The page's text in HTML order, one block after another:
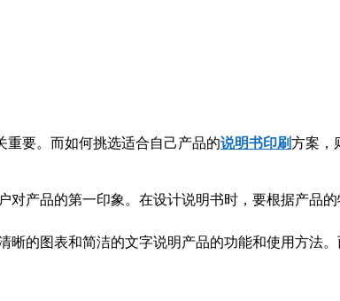
重要。而如何挑选适合自己产品的说明书印刷方案，
产品的第一印象。在设计说明书时，要根据产品
的图表和简洁的文字说明产品的功能和使用方法